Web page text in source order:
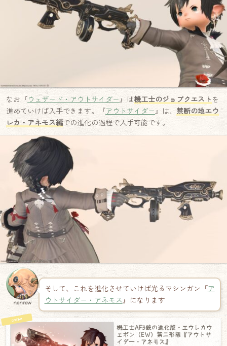
なお『ウェザード・アウトサイダー』は機工士のジョブクエスト を
進めていけば入手できます。『アウトサイダー』は、 禁断の地エウ
レカ・アネモス編での進化の過程で入手可能です。
norirow
そして、これを進化させていけば光るマシンガン『ア
ウトサイダー・アネモス 』になります
機工士AF3銃の進化版・エウレカウ
ェポン（EW）第二形態『アウトサ
イダー・アネモス』